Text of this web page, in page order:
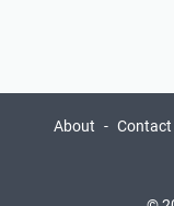
About Contact